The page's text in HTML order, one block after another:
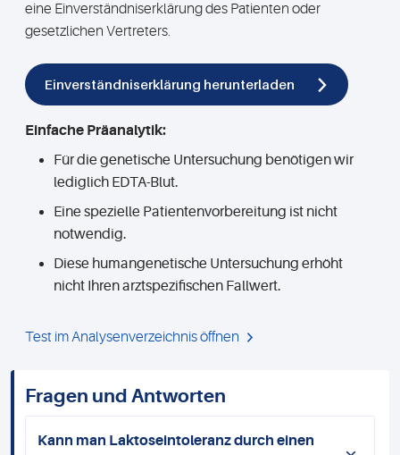
eine Einverständniserklärung des Patienten oder
gesetzlichen Vertreters.
Einverständniserklärung herunterladen
Einfache Präanalytik:
Für die genetische Untersuchung benötigen wir
lediglich EDTA-Blut.
Eine spezielle Patientenvorbereitung ist nicht
notwendig.
Diese humangenetische Untersuchung erhöht
nicht Ihren arztspezifischen Fallwert.
Test im Analysenverzeichnis öffnen
Fragen und Antworten
Kann man Laktoseintoleranz durch einen